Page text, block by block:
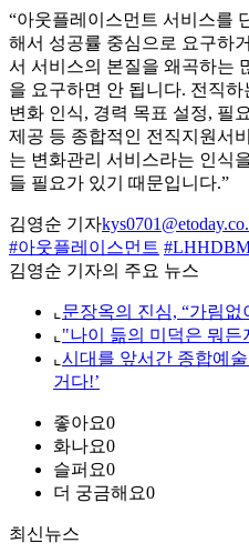
“아웃플레이스먼트 서비스를
해서 성공률 중심으로 요구하
서 서비스의 본질을 왜곡하는
을 요구하면 안 됩니다. 전직
변화 인식, 경력 목표 설정, 필
제공 등 종합적인 전직지원서
는 변화관리 서비스라는 인식
들 필요가 있기 때문입니다.”
김영순 기자
#아웃플레이스먼트
김영순 기자의 주요 뉴스
⌞ 문장옥의 진심, “가림
⌞ "나이 듦의 미덕은 뭐든
⌞ 시대를 앞서간 종합예
거다!’
좋아요0
화나요0
슬퍼요0
더 궁금해요0
최신뉴스